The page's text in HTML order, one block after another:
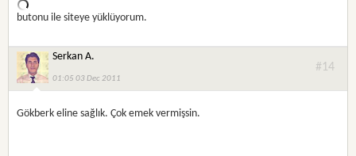
butonu ile siteye yüklüyorum.
Serkan A.
01:05 03 Dec 2011
#14
Gökberk eline sağlık. Çok emek vermişsin.